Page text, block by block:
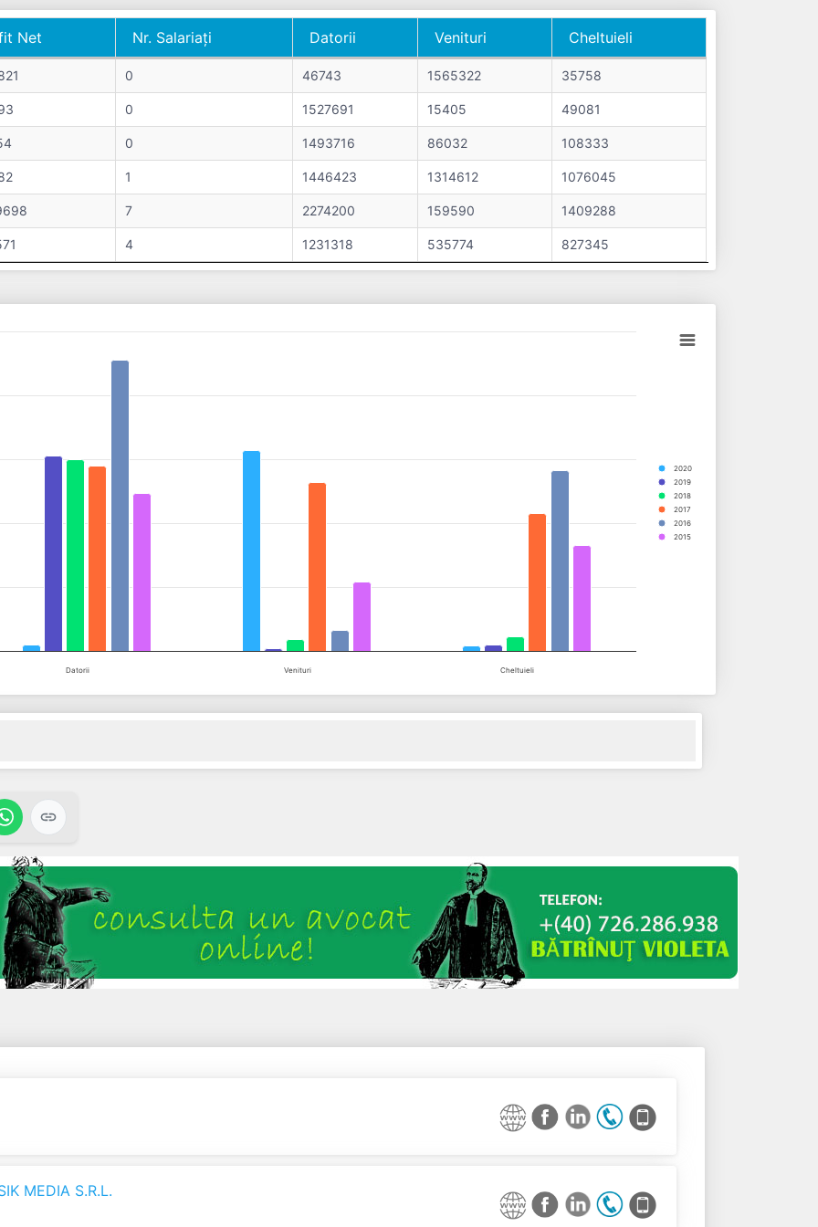
Net Nr. Salariați Datorii Venituri
Cheltuieli
Net
Datorii Venituri Cheltuieli
0 46743 1565322 35758
0 1527691 15405 49081
0 1493716 86032 108333
1 1446423 1314612 1076045
7 2274200 159590 1409288
4 1231318 535774 827345
2020
2019
2018
2017
2016
2015
Datorii Venituri Cheltuieli
MEDIA S.R.L.